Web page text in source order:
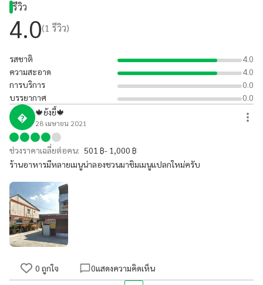
รีวิว
4.0(1 รีวิว)
รสชาติ
4.0
ความสะอาด
4.0
การบริการ
0.0
บรรยากาศ
0.0
 🍁ย้งยี้🍁
28 เมษายน 2021
ช่วงราคาเฉลี่ยต่อคน: 501 ฿- 1,000 ฿
ร้านอาหารมีหลายเมนูน่าลองชวนมาชิมเมนูแปลกใหม่ครับ
0 ถูกใจ 0แสดงความคิดเห็น